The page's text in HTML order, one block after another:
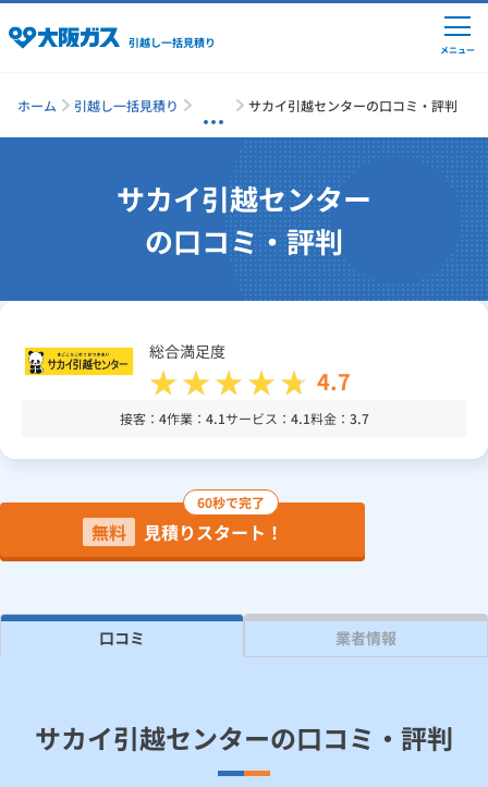
引越し一括見積り
引越しの準備
引越し費用の相場
引越し業者ランキング
引越し見積りシミュレーション
見積り依頼
Daigasコラム
メニュー
ホーム 引越し一括見積り サカイ引越センターの口コミ・評判
サカイ引越センター
の口コミ・評判
総合満足度
4.7
接客： 4作業： 4.1サービス： 4.1料金： 3.7
60秒で完了
無料 見積りスタート！
口コミ 業者情報
サカイ引越センターの口コミ・評判